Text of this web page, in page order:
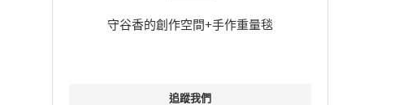
守谷香的創作空間+手作重量毯
追蹤我們